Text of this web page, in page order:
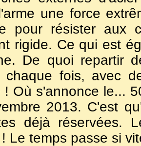
une force
pour résister aux
rigide. Ce qui est
De quoi repartir
chaque fois, avec
! Où s'annonce le...
2013. C'est
déjà réservées.
Le temps passe si